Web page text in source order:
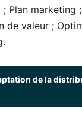
Plan marketing ;
de valeur ;
de la